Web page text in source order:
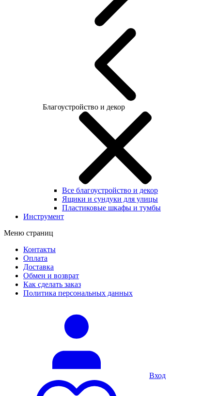
Благоустройство и декор
Все благоустройство и декор
Ящики и сундуки для улицы
Пластиковые шкафы и тумбы
Инструмент
Меню страниц
Контакты
Оплата
Доставка
Обмен и возврат
Как сделать заказ
Политика персональных данных
Вход